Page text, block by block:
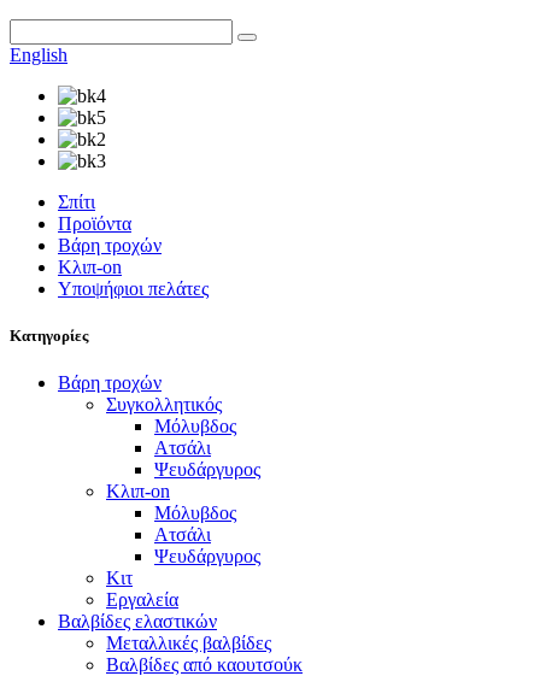
English
Σπίτι
Προϊόντα
Βάρη τροχών
Κλιπ-on
Υποψήφιοι πελάτες
Κατηγορίες
Βάρη τροχών
Συγκολλητικός
Μόλυβδος
Ατσάλι
Ψευδάργυρος
Κλιπ-on
Μόλυβδος
Ατσάλι
Ψευδάργυρος
Κιτ
Εργαλεία
Βαλβίδες ελαστικών
Μεταλλικές βαλβίδες
Βαλβίδες από καουτσούκ